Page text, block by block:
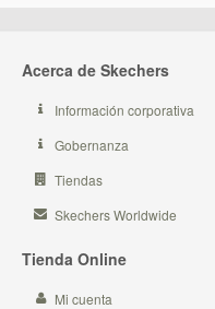
Acerca de Skechers
Información corporativa
Gobernanza
Tiendas
Skechers Worldwide
Tienda Online
Mi cuenta